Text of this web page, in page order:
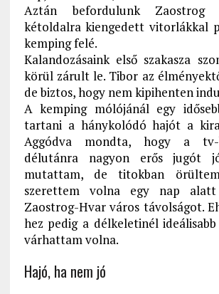
Aztán befordulunk Zaostrog
kétoldalra kiengedett vitorlákkal
kemping felé.
Kalandozásaink első szakasza
körül zárult le. Tibor az
de biztos, hogy nem kipihenten
A kemping mólójánál egy
tartani a hánykolódó hajót a
Aggódva mondta, hogy a tv-
délutánra nagyon erős jugót
mutattam, de titokban
szerettem volna egy nap
Zaostrog-Hvar város távolságot.
hez pedig a délkeletinél
várhattam volna.
Hajó, ha nem jó